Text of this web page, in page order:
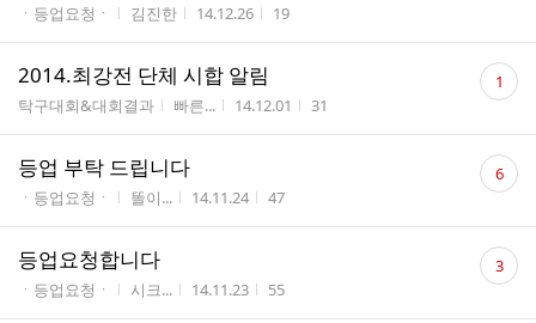
게시판명
ㆍ등업요청ㆍ 작성자
김진한 작성시간
14.12.26 조회수
19
2014.최강전 단체 시합 알림
게시판명
탁구대회&대회결과 작성자
빠른... 작성시간
14.12.01 조회수
31
댓
글 1
등업 부탁 드립니다
게시판명
ㆍ등업요청ㆍ 작성자
똘이... 작성시간
14.11.24 조회수
47
댓
글 6
등업요청합니다
게시판명
ㆍ등업요청ㆍ 작성자
시크... 작성시간
14.11.23 조회수
55
댓
글 3